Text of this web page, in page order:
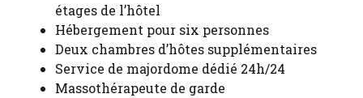
étages de l’hôtel
Hébergement pour six personnes
Deux chambres d’hôtes supplémentaires
Service de majordome dédié 24h/24
Massothérapeute de garde